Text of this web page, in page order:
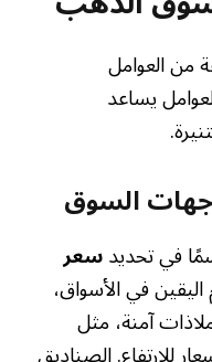
من العوامل
يساعد
السوق
في تحديدسعر
في الأسواق،
آمنة، مثل